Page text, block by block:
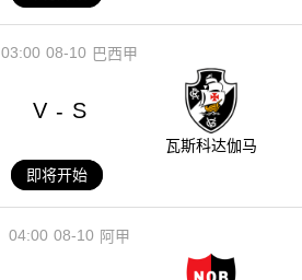
08-10
03:00 巴西甲
V - S
瓦斯科达伽马
即将开始
08-10
04:00 阿甲